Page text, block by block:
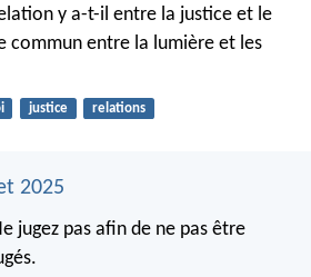
y a-t-il entre la justice et le
commun entre la lumière et les
justice relations
2025
jugez pas afin de ne pas être